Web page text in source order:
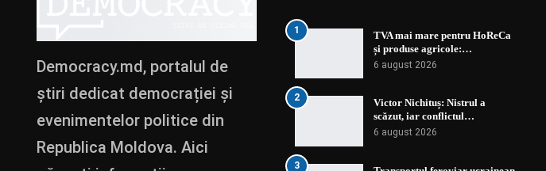
Democracy.md, portalul de
știri dedicat democrației și
evenimentelor politice din
Republica Moldova. Aici
1
TVA mai mare pentru HoReCa
și produse agricole:…
6 august 2026
2
Victor Nichituș: Nistrul a
scăzut, iar conflictul…
6 august 2026
3